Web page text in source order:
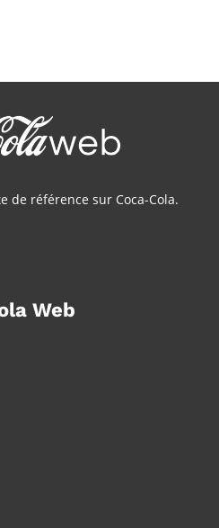
de référence sur Coca-Cola.
Web